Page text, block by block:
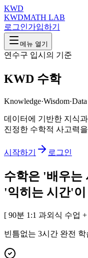
KWD
KWDMATH LAB
로그인가입하기
메뉴 열기
연수구 입시의 기준
KWD 수학
Knowledge·Wisdom·Data
데이터에 기반한 지식과
진정한 수학적 사고력
시작하기 로그인
수학은 '배우는
'익히는 시간'
[ 90분 1:1 과외식 수업
빈틈없는 3시간 완전